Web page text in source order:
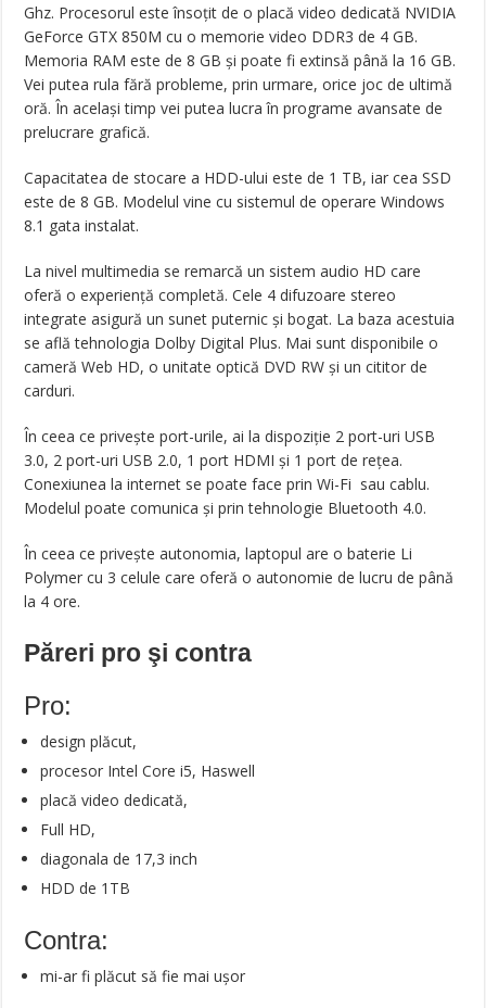
Ghz. Procesorul este însoțit de o placă video dedicată NVIDIA
GeForce GTX 850M cu o memorie video DDR3 de 4 GB.
Memoria RAM este de 8 GB și poate fi extinsă până la 16 GB.
Vei putea rula fără probleme, prin urmare, orice joc de ultimă
oră. În același timp vei putea lucra în programe avansate de
prelucrare grafică.
Capacitatea de stocare a HDD-ului este de 1 TB, iar cea SSD
este de 8 GB. Modelul vine cu sistemul de operare Windows
8.1 gata instalat.
La nivel multimedia se remarcă un sistem audio HD care
oferă o experiență completă. Cele 4 difuzoare stereo
integrate asigură un sunet puternic și bogat. La baza acestuia
se află tehnologia Dolby Digital Plus. Mai sunt disponibile o
cameră Web HD, o unitate optică DVD RW și un cititor de
carduri.
În ceea ce privește port-urile, ai la dispoziție 2 port-uri USB
3.0, 2 port-uri USB 2.0, 1 port HDMI și 1 port de rețea.
Conexiunea la internet se poate face prin Wi-Fi sau cablu.
Modelul poate comunica și prin tehnologie Bluetooth 4.0.
În ceea ce privește autonomia, laptopul are o baterie Li
Polymer cu 3 celule care oferă o autonomie de lucru de până
la 4 ore.
Păreri pro şi contra
Pro:
design plăcut,
procesor Intel Core i5, Haswell
placă video dedicată,
Full HD,
diagonala de 17,3 inch
HDD de 1TB
Contra:
mi-ar fi plăcut să fie mai ușor